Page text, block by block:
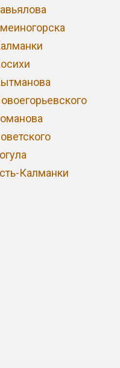
Калманки